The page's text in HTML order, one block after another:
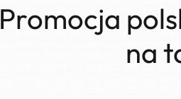
Promocja
na